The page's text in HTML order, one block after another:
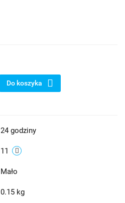
Do koszyka
24 godziny
11
Mało
0.15 kg